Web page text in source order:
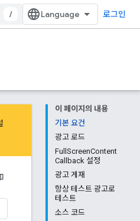
/ 로그인
이 페이지의 내용
기본 요건
광고 로드
FullScreenContent
Callback 설정
광고 게재
항상 테스트 광고로
테스트
소스 코드